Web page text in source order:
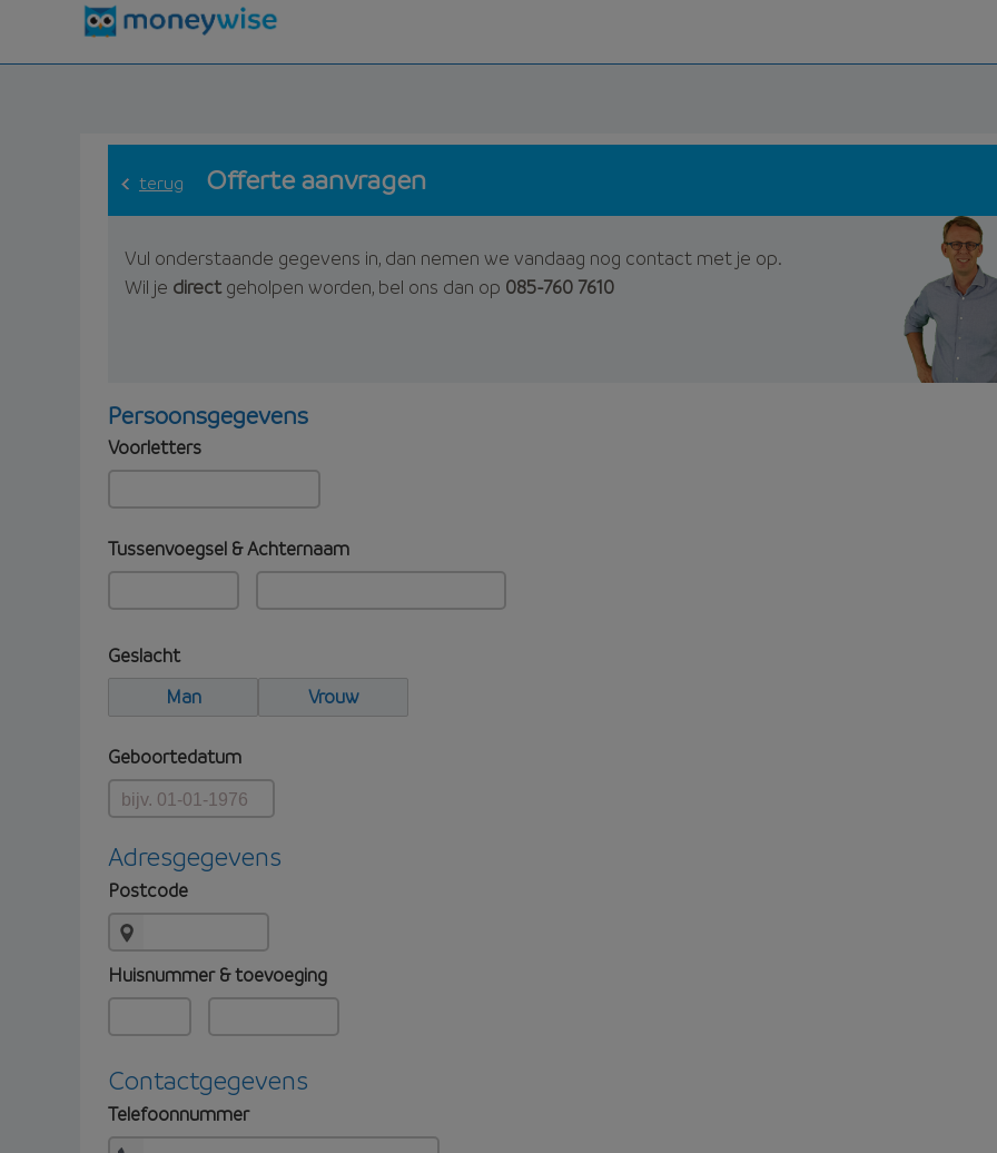
terug Offerte aanvragen
Vul onderstaande gegevens in, dan nemen we vandaag nog contact met je op.
Wil je directgeholpen worden, bel ons dan op 085-760 7610
Persoonsgegevens
Voorletters
Tussenvoegsel & Achternaam
Geslacht
Man
Vrouw
Geboortedatum
Adresgegevens
Postcode
Huisnummer & toevoeging
Contactgegevens
Telefoonnummer